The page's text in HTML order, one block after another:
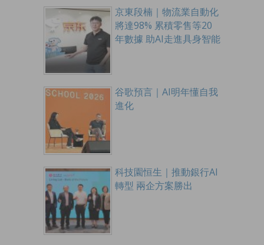
京東段楠｜物流業自動化
將達98% 累積零售等20
年數據 助AI走進具身智能
谷歌預言｜AI明年懂自我
進化
科技園恒生｜推動銀行AI
轉型 兩企方案勝出